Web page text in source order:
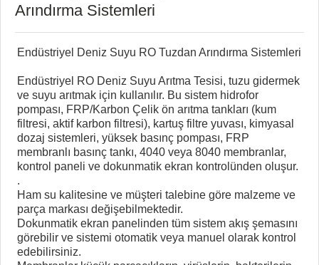
Arındırma Sistemleri
Endüstriyel Deniz Suyu RO Tuzdan Arındırma Sistemleri
Endüstriyel RO Deniz Suyu Arıtma Tesisi, tuzu gidermek
ve suyu arıtmak için kullanılır. Bu sistem hidrofor
pompası, FRP/Karbon Çelik ön arıtma tankları (kum
filtresi, aktif karbon filtresi), kartuş filtre yuvası, kimyasal
dozaj sistemleri, yüksek basınç pompası, FRP
membranlı basınç tankı, 4040 veya 8040 membranlar,
kontrol paneli ve dokunmatik ekran kontrolünden oluşur.
.
Ham su kalitesine ve müşteri talebine göre malzeme ve
parça markası değişebilmektedir.
Dokunmatik ekran panelinden tüm sistem akış şemasını
görebilir ve sistemi otomatik veya manuel olarak kontrol
edebilirsiniz.